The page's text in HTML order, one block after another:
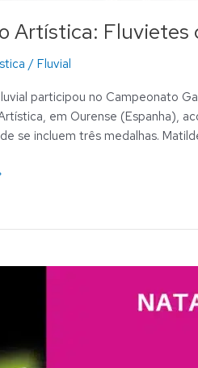
Artística: Fluvietes
/ Fluvial
participou no Campeonato
em Ourense (Espanha),
se incluem três medalhas.